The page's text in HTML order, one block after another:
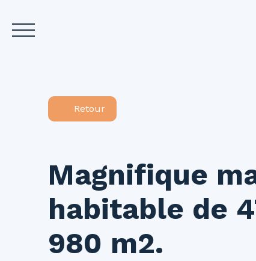
Retour
Magnifique
habitable de
980 m2.